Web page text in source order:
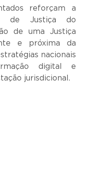
reforçam a
de Justiça do
de uma Justiça
e próxima da
nacionais
digital e
jurisdicional.